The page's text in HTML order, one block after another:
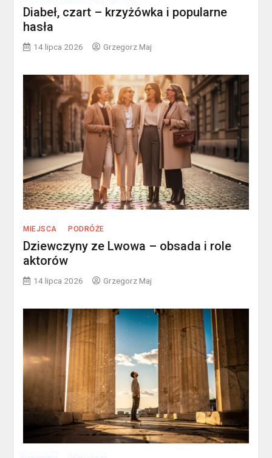
Diabeł, czart – krzyżówka i popularne
hasła
14 lipca 2026 Grzegorz Maj
MIEJSCA PODRÓŻE
Dziewczyny ze Lwowa – obsada i role
aktorów
14 lipca 2026 Grzegorz Maj